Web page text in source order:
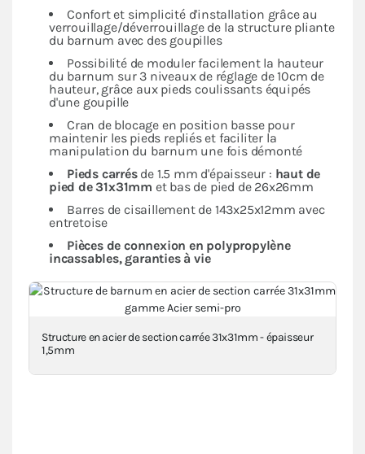
Confort et simplicité d'installation grâce au
verrouillage/déverrouillage de la structure pliante
du barnum avec des goupilles
Possibilité de moduler facilement la hauteur
du barnum sur 3 niveaux de réglage de 10cm de
hauteur, grâce aux pieds coulissants équipés
d'une goupille
Cran de blocage en position basse pour
maintenir les pieds repliés et faciliter la
manipulation du barnum une fois démonté
Pieds carrésde 1.5 mm d'épaisseur : haut de
pied de 31x31mm et bas de pied de 26x26mm
Barres de cisaillement de 143x25x12mm avec
entretoise
Pièces de connexion en polypropylène
incassables, garanties à vie
Structure en acier de section carrée 31x31mm - épaisseur
1,5mm